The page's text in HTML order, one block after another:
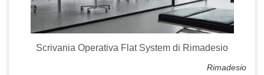
Scrivania Operativa Flat System di Rimadesio
Rimadesio